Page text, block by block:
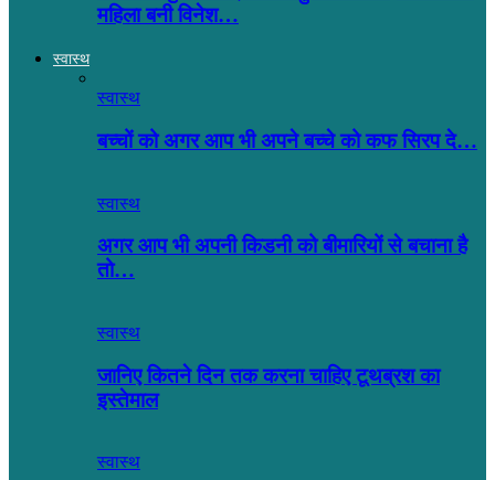
महिला बनी विनेश…
स्वास्थ
स्वास्थ
बच्चों को अगर आप भी अपने बच्चे को कफ सिरप दे…
स्वास्थ
अगर आप भी अपनी किडनी को बीमारियों से बचाना है
तो…
स्वास्थ
जानिए कितने दिन तक करना चाहिए टूथब्रश का
इस्तेमाल
स्वास्थ